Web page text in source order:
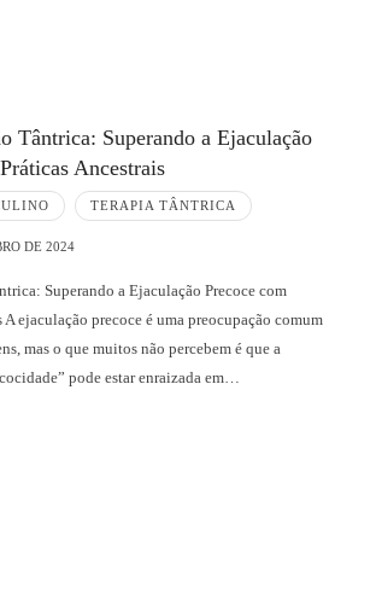
Tântrica: Superando a Ejaculação
Ancestrais
TERAPIA TÂNTRICA
DE 2024
Superando a Ejaculação Precoce com
A ejaculação precoce é uma preocupação comum
mas o que muitos não percebem é que a
pode estar enraizada em…